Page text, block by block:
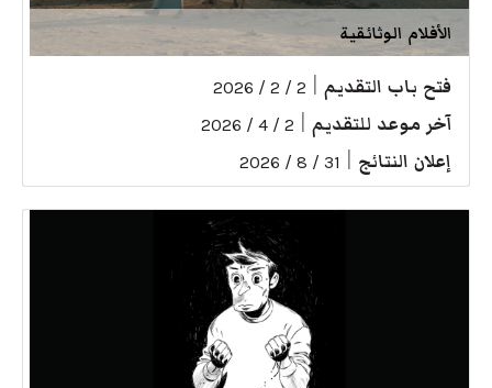
الأفلام الوثائقية
فتح باب التقديم 2 / 2 / 2026
آخر موعد للتقديم 2 / 4 / 2026
إعلان النتائج 31 / 8 / 2026